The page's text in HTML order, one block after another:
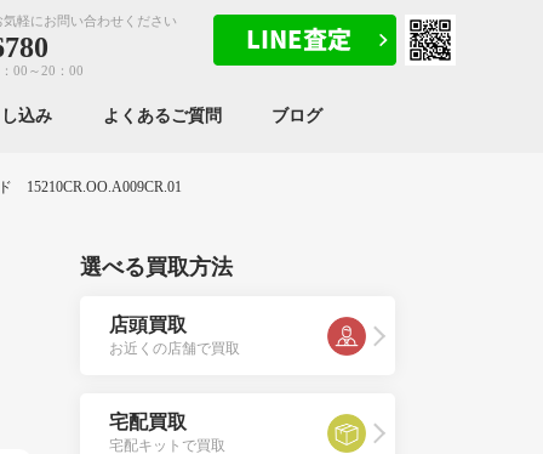
軽にお問い合わせください
00～20：00
込み よくあるご質問 ブログ
15210CR.OO.A009CR.01
選べる買取方法
店頭買取
お近くの店舗で買取
宅配買取
宅配キットで買取